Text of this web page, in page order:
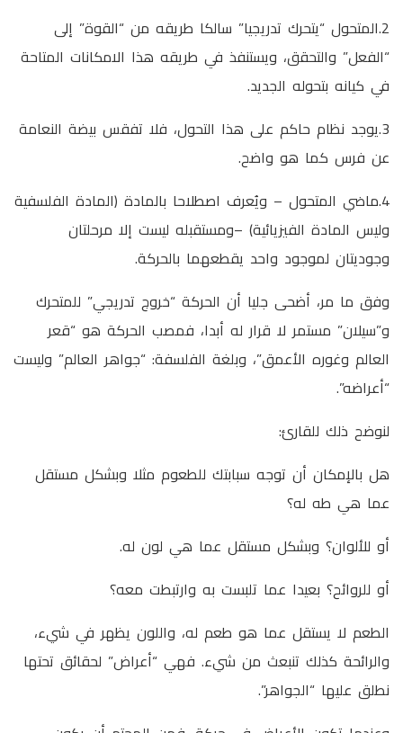
2.المتحول “يتحرك تدريجيا” سالكا طريقه من “القوة” إلى
“الفعل” والتحقق، ويستنفذ في طريقه هذا الامكانات المتاحة
في كيانه بتحوله الجديد.
3.يوجد نظام حاكم على هذا التحول، فلا تفقس بيضة النعامة
عن فرس كما هو واضح.
4.ماضي المتحول – ويُعرف اصطلاحا بالمادة (المادة الفلسفية
وليس المادة الفيزيائية) –ومستقبله ليست إلا مرحلتان
وجوديتان لموجود واحد يقطعهما بالحركة.
وفق ما مر، أضحى جليا أن الحركة “خروج تدريجي” للمتحرك
و”سيلان” مستمر لا قرار له أبدا، فمصب الحركة هو “قعر
العالم وغوره الأعمق”، وبلغة الفلسفة: “جواهر العالم” وليست
“أعراضه”.
لنوضح ذلك للقارئ:
هل بالإمكان أن توجه سبابتك للطعوم مثلا وبشكل مستقل
عما هي طه له؟
أو للألوان؟ وبشكل مستقل عما هي لون له.
أو للروائح؟ بعيدا عما تلبست به وارتبطت معه؟
الطعم لا يستقل عما هو طعم له، واللون يظهر في شيء،
والرائحة كذلك تنبعث من شيء. فهي “أعراض” لحقائق تحتها
نطلق عليها “الجواهر”.